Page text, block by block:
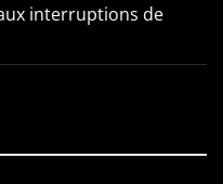
interruptions de